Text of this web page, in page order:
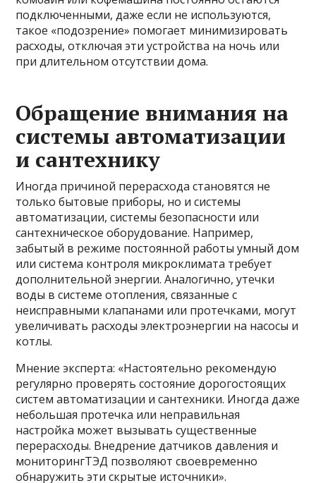
подключенными, даже если не используются,
такое «подозрение» помогает минимизировать
расходы, отключая эти устройства на ночь или
при длительном отсутствии дома.
Обращение внимания на
системы автоматизации
и сантехнику
Иногда причиной перерасхода становятся не
только бытовые приборы, но и системы
автоматизации, системы безопасности или
сантехническое оборудование. Например,
забытый в режиме постоянной работы умный дом
или система контроля микроклимата требует
дополнительной энергии. Аналогично, утечки
воды в системе отопления, связанные с
неисправными клапанами или протечками, могут
увеличивать расходы электроэнергии на насосы и
котлы.
Мнение эксперта: «Настоятельно рекомендую
регулярно проверять состояние дорогостоящих
систем автоматизации и сантехники. Иногда даже
небольшая протечка или неправильная
настройка может вызывать существенные
перерасходы. Внедрение датчиков давления и
мониторингТЭД позволяют своевременно
обнаружить эти скрытые источники».